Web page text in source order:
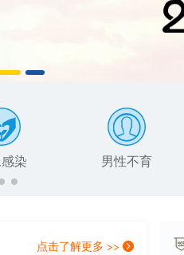
染 男性不育
点击了解更多 >>